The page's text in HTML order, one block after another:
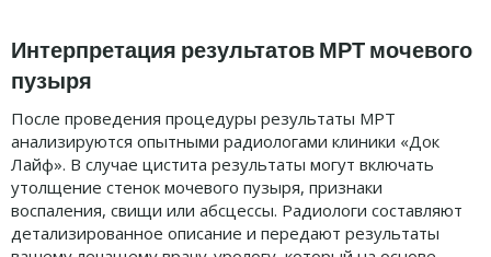
Интерпретация результатов МРТ мочевого
пузыря
После проведения процедуры результаты МРТ
анализируются опытными радиологами клиники «Док
Лайф». В случае цистита результаты могут включать
утолщение стенок мочевого пузыря, признаки
воспаления, свищи или абсцессы. Радиологи составляют
детализированное описание и передают результаты